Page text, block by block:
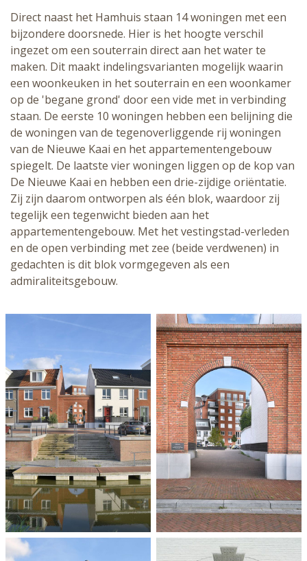
Direct naast het Hamhuis staan 14 woningen met een
bijzondere doorsnede. Hier is het hoogte verschil
ingezet om een souterrain direct aan het water te
maken. Dit maakt indelingsvarianten mogelijk waarin
een woonkeuken in het souterrain en een woonkamer
op de 'begane grond' door een vide met in verbinding
staan. De eerste 10 woningen hebben een belijning die
de woningen van de tegenoverliggende rij woningen
van de Nieuwe Kaai en het appartementengebouw
spiegelt. De laatste vier woningen liggen op de kop van
De Nieuwe Kaai en hebben een drie-zijdige oriëntatie.
Zij zijn daarom ontworpen als één blok, waardoor zij
tegelijk een tegenwicht bieden aan het
appartementengebouw. Met het vestingstad-verleden
en de open verbinding met zee (beide verdwenen) in
gedachten is dit blok vormgegeven als een
admiraliteitsgebouw.